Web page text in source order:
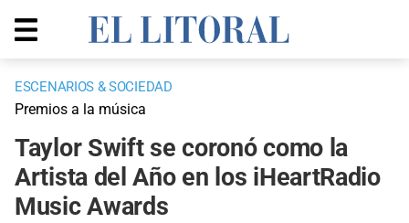
ESCENARIOS & SOCIEDAD
Premios a la música
Taylor Swift se coronó como la
Artista del Año en los iHeartRadio
Music Awards